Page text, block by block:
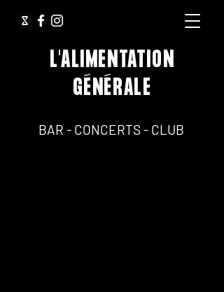
L'ALIMENTATION
GÉNÉRALE
BAR - CONCERTS - CLUB